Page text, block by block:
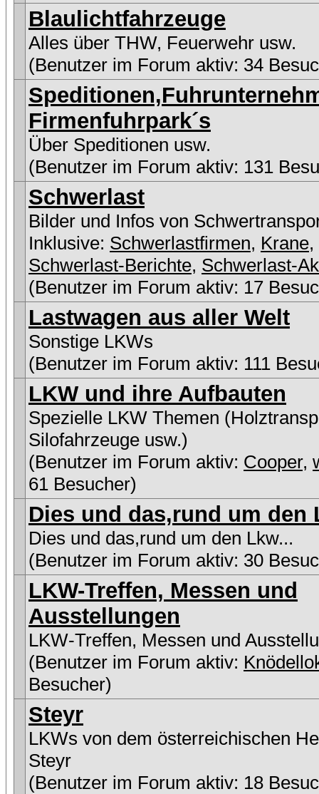
Blaulichtfahrzeuge
Alles über THW, Feuerwehr usw.
(Benutzer im Forum aktiv: 34
Firmenfuhrpark´s
Über Speditionen usw.
(Benutzer im Forum aktiv: 131
Schwerlast
Bilder und Infos von
Inklusive: Schwerlastfirmen, Krane,
Schwerlast-Berichte, Schwerlast-
(Benutzer im Forum aktiv: 17
Lastwagen aus aller Welt
Sonstige LKWs
(Benutzer im Forum aktiv: 111
LKW und ihre Aufbauten
Spezielle LKW Themen
Silofahrzeuge usw.)
(Benutzer im Forum aktiv: Cooper,
61 Besucher)
Dies und das,rund um den
Dies und das,rund um den Lkw...
(Benutzer im Forum aktiv: 30
LKW-Treffen, Messen und
Ausstellungen
LKW-Treffen, Messen und
(Benutzer im Forum aktiv:
Besucher)
Steyr
LKWs von dem österreichischen
Steyr
(Benutzer im Forum aktiv: 18